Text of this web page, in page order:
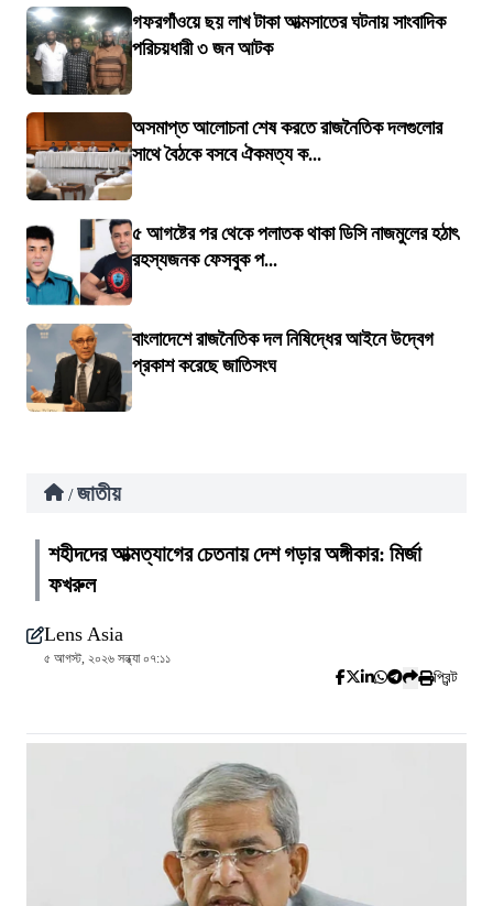
গফরগাঁওয়ে ছয় লাখ টাকা আত্মসাতের ঘটনায় সাংবাদিক
পরিচয়ধারী ৩ জন আটক
অসমাপ্ত আলোচনা শেষ করতে রাজনৈতিক দলগুলোর
সাথে বৈঠকে বসবে ঐকমত্য ক...
৫ আগষ্টের পর থেকে পলাতক থাকা ডিসি নাজমুলের হঠাৎ
রহস্যজনক ফেসবুক প...
বাংলাদেশে রাজনৈতিক দল নিষিদ্ধের আইনে উদ্বেগ
প্রকাশ করেছে জাতিসংঘ
/ জাতীয়
শহীদদের আত্মত্যাগের চেতনায় দেশ গড়ার অঙ্গীকার: মির্জা
ফখরুল
Lens Asia
৫ আগস্ট, ২০২৬ সন্ধ্যা ০৭:১১
প্রিন্ট